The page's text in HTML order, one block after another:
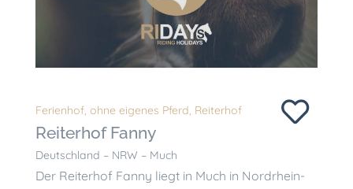
Ferienhof, ohne eigenes Pferd, Reiterhof
Reiterhof Fanny
Deutschland – NRW – Much
Der Reiterhof Fanny liegt in Much in Nordrhein-